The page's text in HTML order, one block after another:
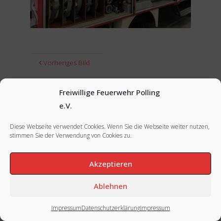
Freiwillige Feuerwehr Polling
e.V.
Diese Webseite verwendet Cookies. Wenn Sie die Webseite weiter nutzen,
stimmen Sie der Verwendung von Cookies zu.
Akzeptieren
Ablehnen
ImpressumDatenschutzerklärungImpressum
Vorheriges Bild